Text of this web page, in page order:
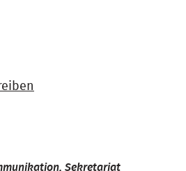
Sekretariat